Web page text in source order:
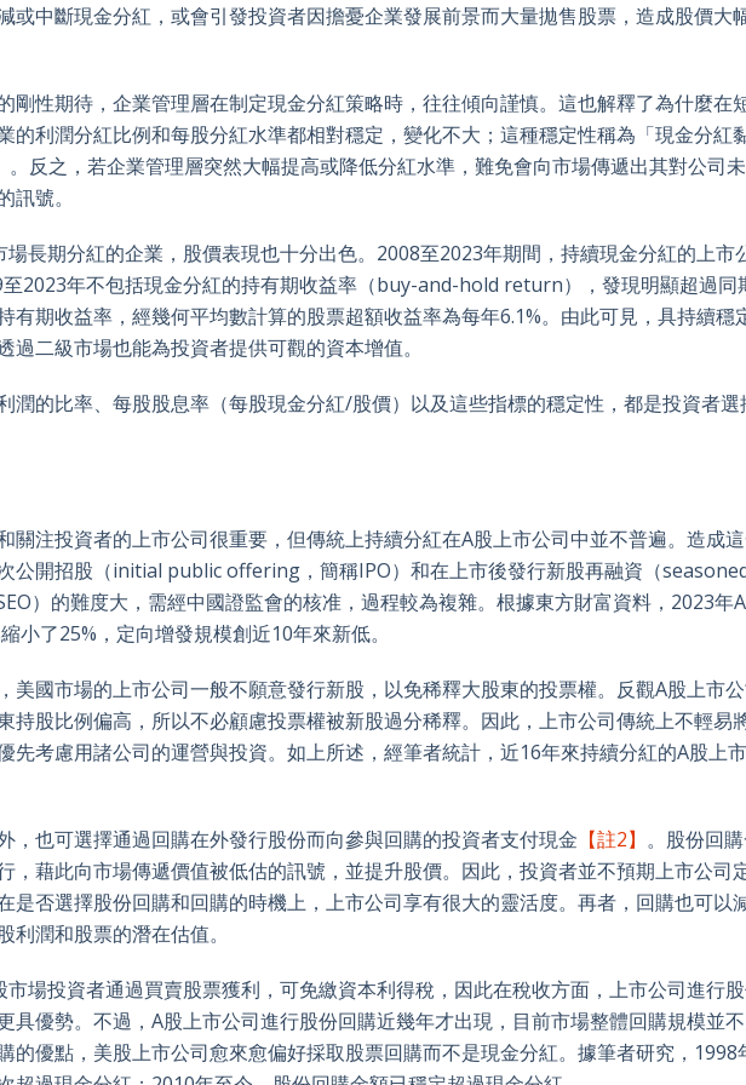
或中斷現金分紅，或會引發投資者因擔憂企業發展前景而大量拋售股票，造成股價大
剛性期待，企業管理層在制定現金分紅策略時，往往傾向謹慎。這也解釋了為什麼在
的利潤分紅比例和每股分紅水準都相對穩定，變化不大；這種穩定性稱為「現金分紅
。反之，若企業管理層突然大幅提高或降低分紅水準，難免會向市場傳遞出其對公司
訊號。
場長期分紅的企業，股價表現也十分出色。2008至2023年期間，持續現金分紅的上市
2023年不包括現金分紅的持有期收益率（buy-and-hold return），發現明顯超過同
有期收益率，經幾何平均數計算的股票超額收益率為每年6.1%。由此可見，具持續穩
過二級市場也能為投資者提供可觀的資本增值。
潤的比率、每股股息率（每股現金分紅/股價）以及這些指標的穩定性，都是投資者選
關注投資者的上市公司很重要，但傳統上持續分紅在A股上市公司中並不普遍。造成
公開招股（initial public offering，簡稱IPO）和在上市後發行新股再融資（
）的難度大，需經中國證監會的核准，過程較為複雜。根據東方財富資料，2023年
小了25%，定向增發規模創近10年來新低。
美國市場的上市公司一般不願意發行新股，以免稀釋大股東的投票權。反觀A股上市
持股比例偏高，所以不必顧慮投票權被新股過分稀釋。因此，上市公司傳統上不輕易
先考慮用諸公司的運營與投資。如上所述，經筆者統計，近16年來持續分紅的A股上
，也可選擇通過回購在外發行股份而向參與回購的投資者支付現金 【註2】 。股份回
，藉此向市場傳遞價值被低估的訊號，並提升股價。因此，投資者並不預期上市公司
是否選擇股份回購和回購的時機上，上市公司享有很大的靈活度。再者，回購也可以
潤和股票的潛在估值。
場投資者通過買賣股票獲利，可免繳資本利得稅，因此在稅收方面，上市公司進行
具優勢。不過，A股上市公司進行股份回購近幾年才出現，目前市場整體回購規模並
的優點，美股上市公司愈來愈偏好採取股票回購而不是現金分紅。據筆者研究，1998